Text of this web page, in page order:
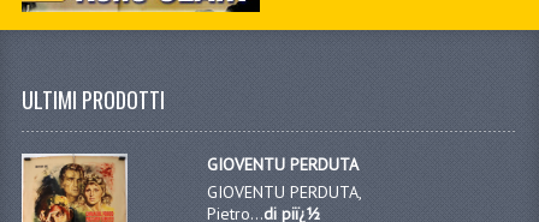
ULTIMI PRODOTTI
GIOVENTU PERDUTA
GIOVENTU PERDUTA,
Pietro...di piï¿½